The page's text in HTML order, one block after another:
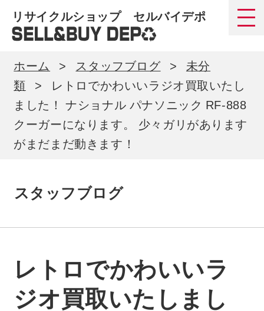
リサイクルショップ セルバイデポ
ホーム スタッフブログ
未分
類
レトロでかわいいラジオ買取いたし
ました！ ナショナル パナソニック RF-888
クーガーになります。 少々ガリがあります
がまだまだ動きます！
スタッフブログ
レトロでかわいいラ
ジオ買取いたしまし